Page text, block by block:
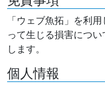
「ウェブ魚拓」を利
って生じる損害につ
します。
個人情報